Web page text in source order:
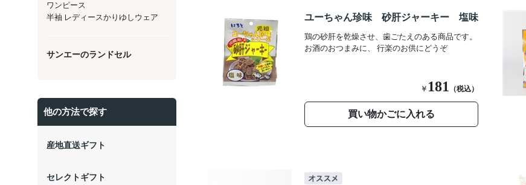
ワンピース
半袖 レディースかりゆしウェア
サンエーのランドセル
他の方法で探す
産地直送ギフト
セレクトギフト
ユーちゃん珍味 砂肝ジャーキー 塩味
鶏の砂肝を乾燥させ、歯ごたえのある商品です。
お酒のおつまみに、 行楽のお供にどうぞ
￥ 181 （税込）
買い物かごに入れる